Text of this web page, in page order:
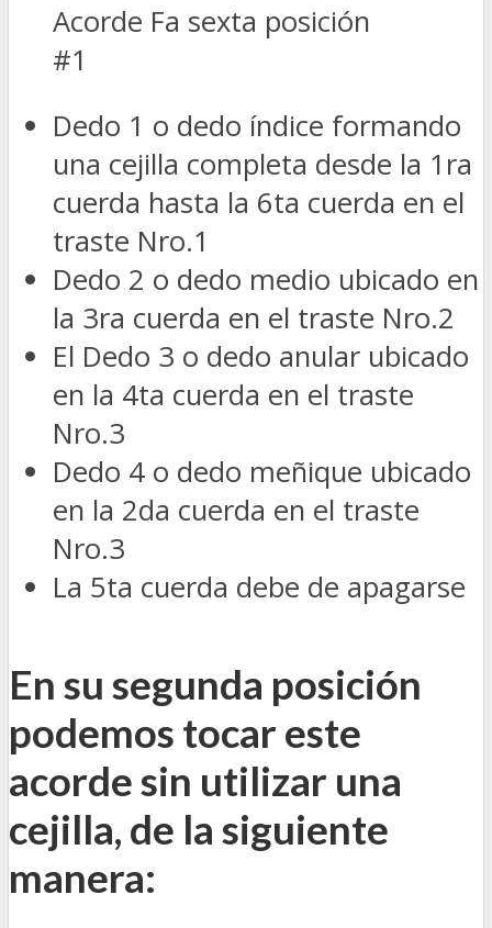
Acorde Fa sexta posición
#1
Dedo 1 o dedo índice formando
una cejilla completa desde la 1ra
cuerda hasta la 6ta cuerda en el
traste Nro.1
Dedo 2 o dedo medio ubicado en
la 3ra cuerda en el traste Nro.2
El Dedo 3 o dedo anular ubicado
en la 4ta cuerda en el traste
Nro.3
Dedo 4 o dedo meñique ubicado
en la 2da cuerda en el traste
Nro.3
La 5ta cuerda debe de apagarse
En su segunda posición
podemos tocar este
acorde sin utilizar una
cejilla, de la siguiente
manera: